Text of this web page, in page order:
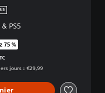
PS5
au prix d'origine de €29,99
75 %
jours : €29,99